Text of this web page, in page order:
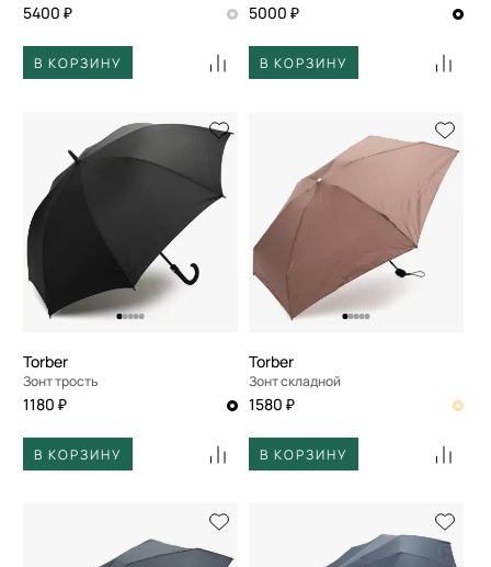
5400 ₽
В КОРЗИНУ
5000 ₽
В КОРЗИНУ
Torber
Зонт трость
1180 ₽
В КОРЗИНУ
Torber
Зонт складной
1580 ₽
В КОРЗИНУ